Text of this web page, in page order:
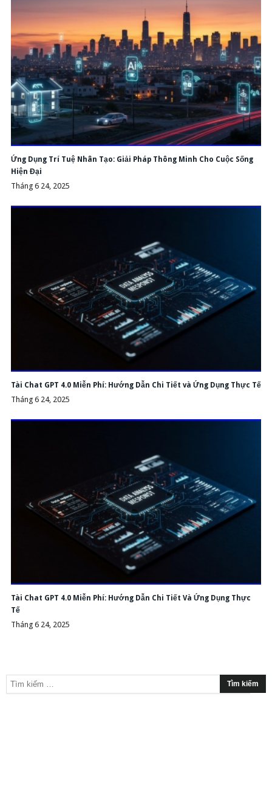
Ứng Dụng Trí Tuệ Nhân Tạo: Giải Pháp Thông Minh Cho Cuộc Sống
Hiện Đại
Tháng 6 24, 2025
Tài Chat GPT 4.0 Miễn Phí: Hướng Dẫn Chi Tiết và Ứng Dụng Thực Tế
Tháng 6 24, 2025
Tài Chat GPT 4.0 Miễn Phí: Hướng Dẫn Chi Tiết Và Ứng Dụng Thực
Tế
Tháng 6 24, 2025